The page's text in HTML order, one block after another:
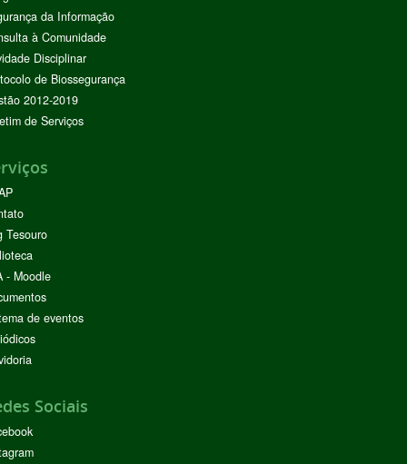
da Informação
à Comunidade
Disciplinar
de Biossegurança
2012-2019
de Serviços
Tesouro
- Moodle
de eventos
Sociais